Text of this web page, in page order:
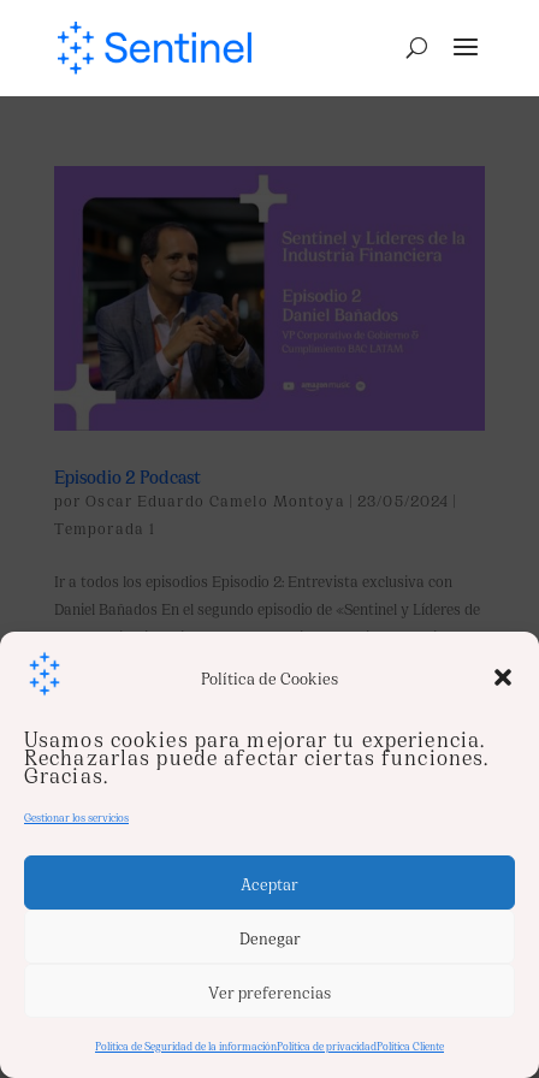
Política de Cookies
Usamos cookies para mejorar tu experiencia.
Rechazarlas puede afectar ciertas funciones.
Gracias.
Gestionar los servicios
Aceptar
Denegar
Ver preferencias
Política de Seguridad de la informaciónPolítica de privacidadPolítica Cliente
Episodio 2 Podcast
porOscar Eduardo Camelo Montoya | 23/05/2024 |
Temporada 1
Ir a todos los episodios Episodio 2: Entrevista exclusiva con
Daniel Bañados En el segundo episodio de «Sentinel y Líderes de
la Industria Financiera», Alberto Padilla entrevista a Daniel
Bañados, Vicepresidente Corporativo de Gobierno &
Cumplimiento de uno de los...